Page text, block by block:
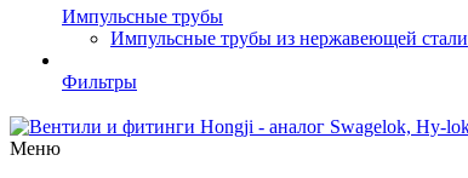
Импульсные трубы
Импульсные трубы из нержавеющей стали
Фильтры
Меню